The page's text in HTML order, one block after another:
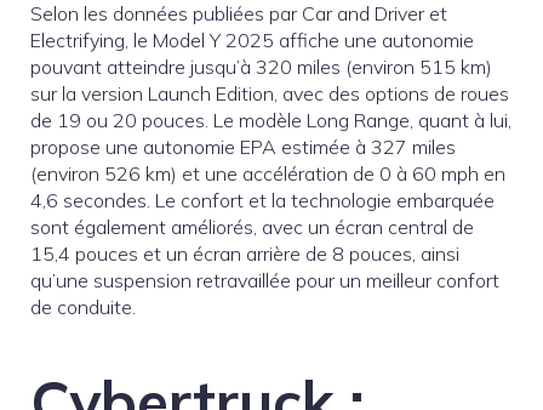
Selon les données publiées par Car and Driver et
Electrifying, le Model Y 2025 affiche une autonomie
pouvant atteindre jusqu’à 320 miles (environ 515 km)
sur la version Launch Edition, avec des options de roues
de 19 ou 20 pouces. Le modèle Long Range, quant à lui,
propose une autonomie EPA estimée à 327 miles
(environ 526 km) et une accélération de 0 à 60 mph en
4,6 secondes. Le confort et la technologie embarquée
sont également améliorés, avec un écran central de
15,4 pouces et un écran arrière de 8 pouces, ainsi
qu’une suspension retravaillée pour un meilleur confort
de conduite.